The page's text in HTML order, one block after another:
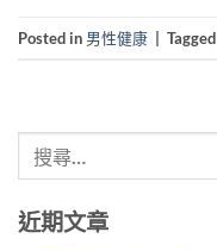
Posted in 男性健康 Tagged
近期文章